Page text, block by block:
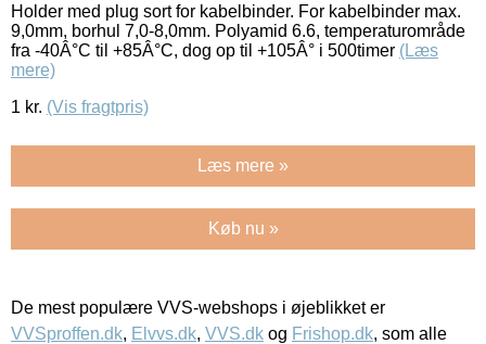
Holder med plug sort for kabelbinder. For kabelbinder max.
9,0mm, borhul 7,0-8,0mm. Polyamid 6.6, temperaturområde
fra -40Â°C til +85Â°C, dog op til +105Â° i 500timer (Læs
mere)
1 kr. (Vis fragtpris)
Læs mere »
Køb nu »
De mest populære VVS-webshops i øjeblikket er
VVSproffen.dk, Elvvs.dk, VVS.dk og Frishop.dk, som alle